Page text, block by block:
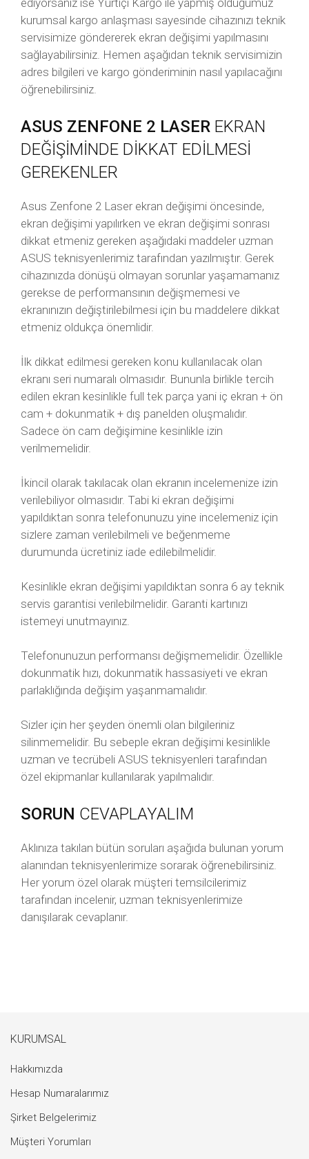
ediyorsanız ise Yurtiçi Kargo ile yapmış olduğumuz
kurumsal kargo anlaşması sayesinde cihazınızı teknik
servisimize göndererek ekran değişimi yapılmasını
sağlayabilirsiniz. Hemen aşağıdan teknik servisimizin
adres bilgileri ve kargo gönderiminin nasıl yapılacağını
öğrenebilirsiniz.
ASUS ZENFONE 2 LASER EKRAN
DEĞİŞİMİNDE DİKKAT EDİLMESİ
GEREKENLER
Asus Zenfone 2 Laser ekran değişimi öncesinde,
ekran değişimi yapılırken ve ekran değişimi sonrası
dikkat etmeniz gereken aşağıdaki maddeler uzman
ASUS teknisyenlerimiz tarafından yazılmıştır. Gerek
cihazınızda dönüşü olmayan sorunlar yaşamamanız
gerekse de performansının değişmemesi ve
ekranınızın değiştirilebilmesi için bu maddelere dikkat
etmeniz oldukça önemlidir.
İlk dikkat edilmesi gereken konu kullanılacak olan
ekranı seri numaralı olmasıdır. Bununla birlikle tercih
edilen ekran kesinlikle full tek parça yani iç ekran + ön
cam + dokunmatik + dış panelden oluşmalıdır.
Sadece ön cam değişimine kesinlikle izin
verilmemelidir.
İkincil olarak takılacak olan ekranın incelemenize izin
verilebiliyor olmasıdır. Tabi ki ekran değişimi
yapıldıktan sonra telefonunuzu yine incelemeniz için
sizlere zaman verilebilmeli ve beğenmeme
durumunda ücretiniz iade edilebilmelidir.
Kesinlikle ekran değişimi yapıldıktan sonra 6 ay teknik
servis garantisi verilebilmelidir. Garanti kartınızı
istemeyi unutmayınız.
Telefonunuzun performansı değişmemelidir. Özellikle
dokunmatik hızı, dokunmatik hassasiyeti ve ekran
parlaklığında değişim yaşanmamalıdır.
Sizler için her şeyden önemli olan bilgileriniz
silinmemelidir. Bu sebeple ekran değişimi kesinlikle
uzman ve tecrübeli ASUS teknisyenleri tarafından
özel ekipmanlar kullanılarak yapılmalıdır.
SORUN CEVAPLAYALIM
Aklınıza takılan bütün soruları aşağıda bulunan yorum
alanından teknisyenlerimize sorarak öğrenebilirsiniz.
Her yorum özel olarak müşteri temsilcilerimiz
tarafından incelenir, uzman teknisyenlerimize
danışılarak cevaplanır.
KURUMSAL
Hakkımızda
Hesap Numaralarımız
Şirket Belgelerimiz
Müşteri Yorumları